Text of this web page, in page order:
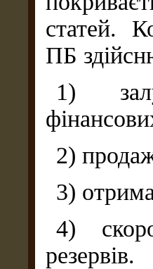
статей.
ПБ
1)
2)
3)
4)
резервів.